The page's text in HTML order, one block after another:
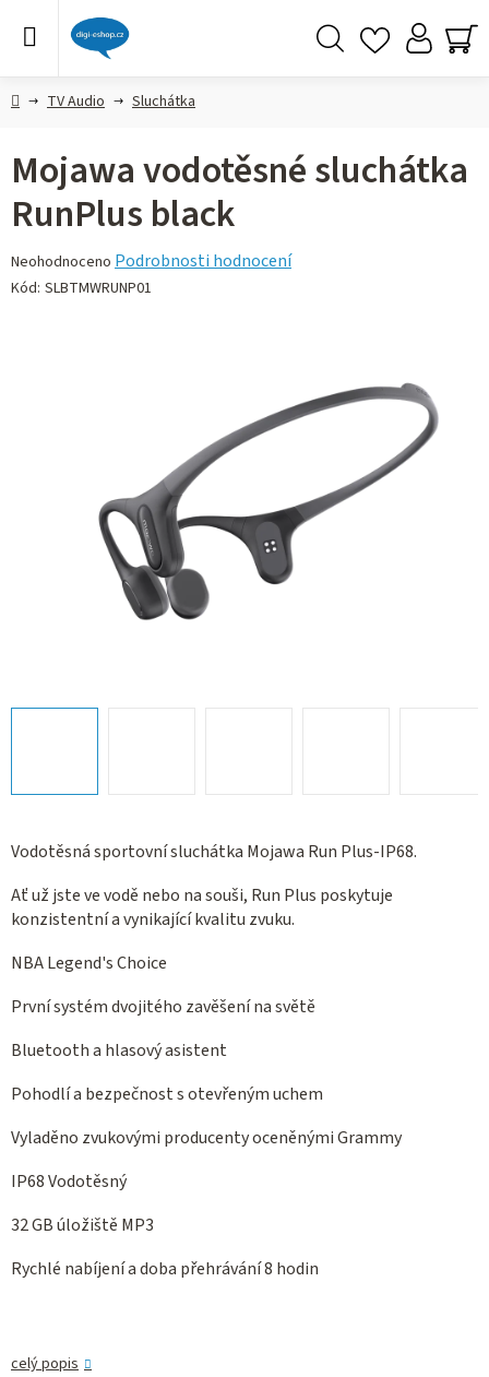
DomůTV Audio Sluchátka
Vodotěsná sportovní sluchátka Mojawa Run Plus-IP68.
Ať už jste ve vodě nebo na souši, Run Plus poskytuje
konzistentní a vynikající kvalitu zvuku.
NBA Legend's Choice
První systém dvojitého zavěšení na světě
Bluetooth a hlasový asistent
Pohodlí a bezpečnost s otevřeným uchem
Vyladěno zvukovými producenty oceněnými Grammy
IP68 Vodotěsný
32 GB úložiště MP3
Rychlé nabíjení a doba přehrávání 8 hodin
celý popis
Mojawa vodotěsné sluchátka
RunPlus black
Průměrné
hodnocení
Neohodnoceno Podrobnosti hodnocení
Kód: SLBTMWRUNP01